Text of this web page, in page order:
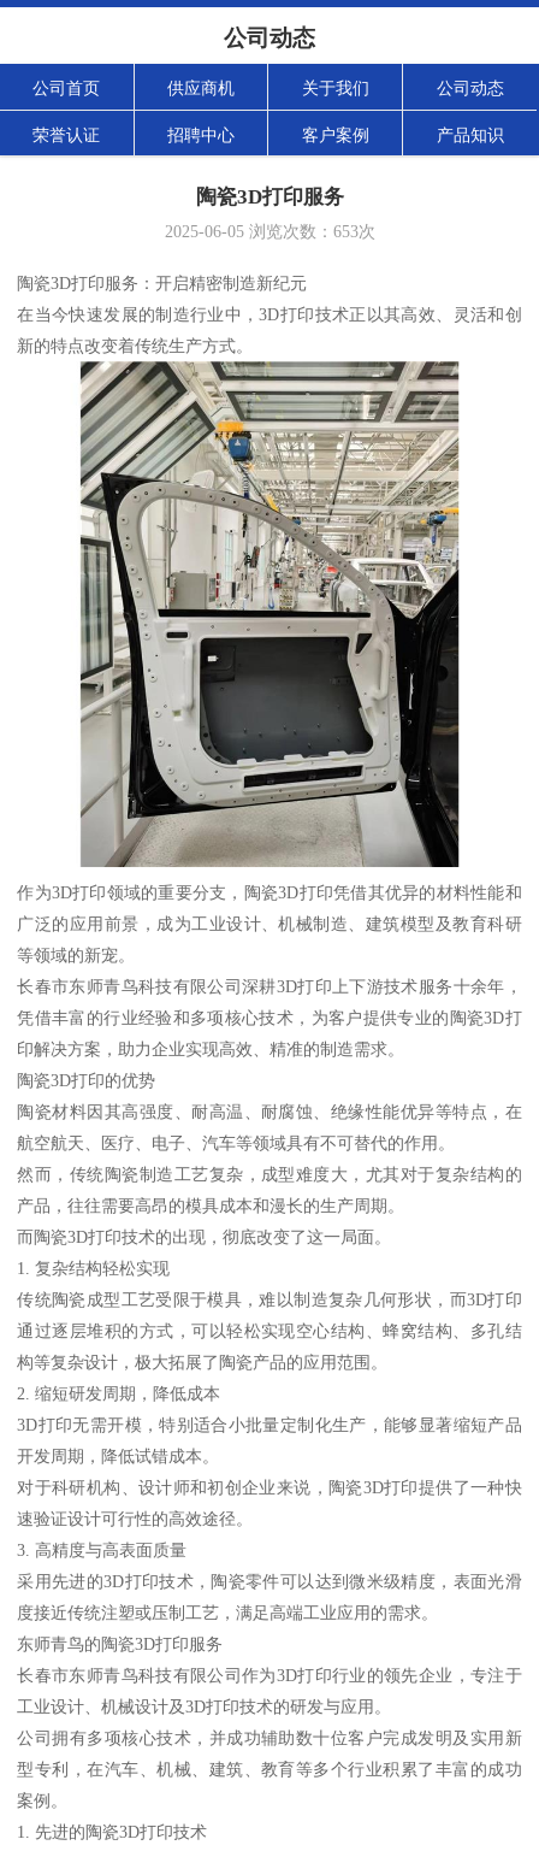
公司动态
公司首页 供应商机 关于我们 公司动态
荣誉认证 招聘中心 客户案例 产品知识
陶瓷3D打印服务
2025-06-05浏览次数： 653次
陶瓷3D打印服务：开启精密制造新纪元
在当今快速发展的制造行业中，3D打印技术正以其高效、灵活和创
新的特点改变着传统生产方式。
作为3D打印领域的重要分支，陶瓷3D打印凭借其优异的材料性能和
广泛的应用前景，成为工业设计、机械制造、建筑模型及教育科研
等领域的新宠。
长春市东师青鸟科技有限公司深耕3D打印上下游技术服务十余年，
凭借丰富的行业经验和多项核心技术，为客户提供专业的陶瓷3D打
印解决方案，助力企业实现高效、精准的制造需求。
陶瓷3D打印的优势
陶瓷材料因其高强度、耐高温、耐腐蚀、绝缘性能优异等特点，在
航空航天、医疗、电子、汽车等领域具有不可替代的作用。
然而，传统陶瓷制造工艺复杂，成型难度大，尤其对于复杂结构的
产品，往往需要高昂的模具成本和漫长的生产周期。
而陶瓷3D打印技术的出现，彻底改变了这一局面。
1. 复杂结构轻松实现
传统陶瓷成型工艺受限于模具，难以制造复杂几何形状，而3D打印
通过逐层堆积的方式，可以轻松实现空心结构、蜂窝结构、多孔结
构等复杂设计，极大拓展了陶瓷产品的应用范围。
2. 缩短研发周期，降低成本
3D打印无需开模，特别适合小批量定制化生产，能够显著缩短产品
开发周期，降低试错成本。
对于科研机构、设计师和初创企业来说，陶瓷3D打印提供了一种快
速验证设计可行性的高效途径。
3. 高精度与高表面质量
采用先进的3D打印技术，陶瓷零件可以达到微米级精度，表面光滑
度接近传统注塑或压制工艺，满足高端工业应用的需求。
东师青鸟的陶瓷3D打印服务
长春市东师青鸟科技有限公司作为3D打印行业的领先企业，专注于
工业设计、机械设计及3D打印技术的研发与应用。
公司拥有多项核心技术，并成功辅助数十位客户完成发明及实用新
型专利，在汽车、机械、建筑、教育等多个行业积累了丰富的成功
案例。
1. 先进的陶瓷3D打印技术